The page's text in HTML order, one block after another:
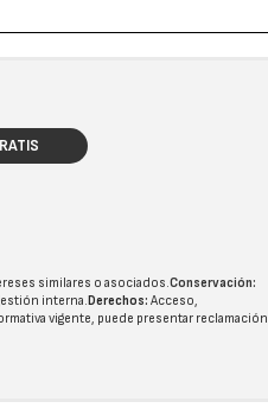
similares o asociados.Conservación:
interna.Derechos: Acceso,
vigente, puede presentar reclamación